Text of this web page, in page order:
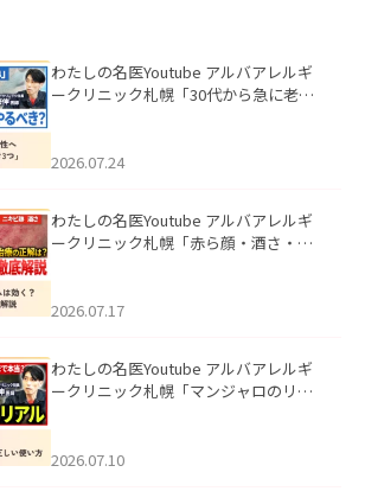
わたしの名医Youtube アルバアレルギ
ークリニック札幌「30代から急に老け
た。
2026.07.24
わたしの名医Youtube アルバアレルギ
ークリニック札幌「赤ら顔・酒さ・ニ
した。
2026.07.17
わたしの名医Youtube アルバアレルギ
ークリニック札幌「マンジャロのリア
た。
2026.07.10